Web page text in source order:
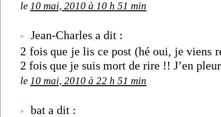
le 10 mai, 2010 à 10 h 51 min
Jean-Charles a dit :
2 fois que je lis ce post (hé oui, je viens
2 fois que je suis mort de rire !! J’en
le 10 mai, 2010 à 22 h 51 min
bat a dit :